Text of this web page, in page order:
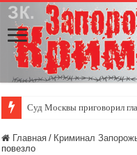
Суд Москвы приговорил
Главная / Криминал
повезло